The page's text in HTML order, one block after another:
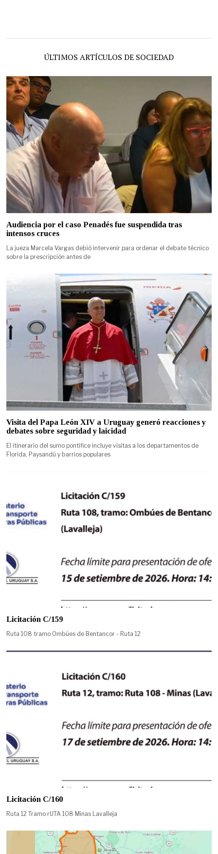
ÚLTIMOS ARTÍCULOS DE SOCIEDAD
Audiencia por el caso Penadés fue suspendida tras
intensos cruces
La jueza Marcela Vargas debió intervenir para ordenar el debate técnico
sobre la prescripción antes de
Visita del Papa León XIV a Uruguay generó reacciones y
debates sobre seguridad y laicidad
El itinerario del sumo pontífice incluye visitas a los departamentos de
Florida, Paysandú y barrios populares
Licitación C/159
Ruta 108 tramo Ombúes de Bentancor - Ruta 12
Licitación C/160
Ruta 12 Tramo rUTA 108 Minas Lavalleja